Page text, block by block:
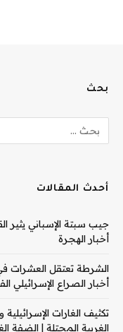
بحث
أحدث المقالات
جيب سبتة الإسباني يثير
أخبار الهجرة
الشرطة تعتقل العشرات
أخبار الصراع الإسرائيلي
تكثيف الغارات
الغربية المحتلة | الضفة